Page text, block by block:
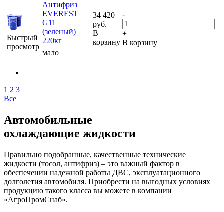
Быстрый
просмотр
Антифриз
EVEREST
G11
(зеленый)
220кг
мало
34 420
руб.
В
корзину
-
+
В корзину
1 2 3
Все
Автомобильные
охлаждающие жидкости
Правильно подобранные, качественные технические
жидкости (тосол, антифриз) – это важный фактор в
обеспечении надежной работы ДВС, эксплуатационного
долголетия автомобиля. Приобрести на выгодных условиях
продукцию такого класса вы можете в компании
«АгроПромСнаб».